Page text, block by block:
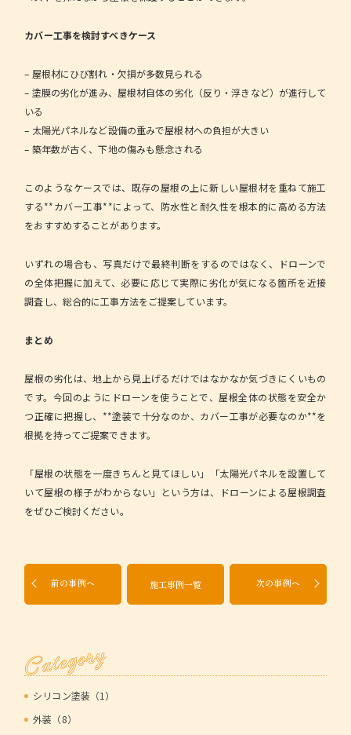
カバー工事を検討すべきケース
– 屋根材にひび割れ・欠損が多数見られる
– 塗膜の劣化が進み、屋根材自体の劣化（反り・浮きなど）が進行して
いる
– 太陽光パネルなど設備の重みで屋根材への負担が大きい
– 築年数が古く、下地の傷みも懸念される
このようなケースでは、既存の屋根の上に新しい屋根材を重ねて施工
する**カバー工事**によって、防水性と耐久性を根本的に高める方法
をおすすめすることがあります。
いずれの場合も、写真だけで最終判断をするのではなく、ドローンで
の全体把握に加えて、必要に応じて実際に劣化が気になる箇所を近接
調査し、総合的に工事方法をご提案しています。
まとめ
屋根の劣化は、地上から見上げるだけではなかなか気づきにくいもの
です。今回のようにドローンを使うことで、屋根全体の状態を安全か
つ正確に把握し、**塗装で十分なのか、カバー工事が必要なのか**を
根拠を持ってご提案できます。
「屋根の状態を一度きちんと見てほしい」「太陽光パネルを設置して
いて屋根の様子がわからない」という方は、ドローンによる屋根調査
をぜひご検討ください。
前の事例へ 施工事例一覧 次の事例へ
Category
シリコン塗装（1）
外装（8）